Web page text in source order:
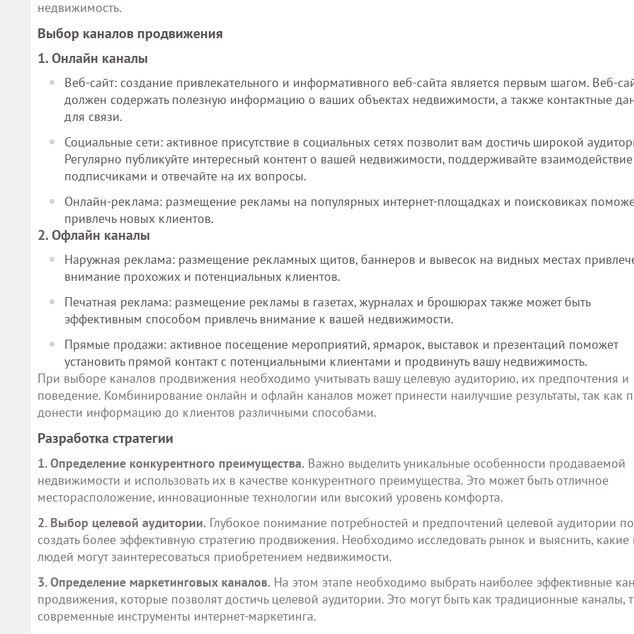
недвижимость.
Выбор каналов продвижения
1. Онлайн каналы
Веб-сайт: создание привлекательного и информативного веб-сайта является первым шагом. Веб-
должен содержать полезную информацию о ваших объектах недвижимости, а также контактные
для связи.
Социальные сети: активное присутствие в социальных сетях позволит вам достичь широкой
Регулярно публикуйте интересный контент о вашей недвижимости, поддерживайте
подписчиками и отвечайте на их вопросы.
Онлайн-реклама: размещение рекламы на популярных интернет-площадках и поисковиках
привлечь новых клиентов.
2. Офлайн каналы
Наружная реклама: размещение рекламных щитов, баннеров и вывесок на видных местах
внимание прохожих и потенциальных клиентов.
Печатная реклама: размещение рекламы в газетах, журналах и брошюрах также может быть
эффективным способом привлечь внимание к вашей недвижимости.
Прямые продажи: активное посещение мероприятий, ярмарок, выставок и презентаций поможет
установить прямой контакт с потенциальными клиентами и продвинуть вашу недвижимость.
При выборе каналов продвижения необходимо учитывать вашу целевую аудиторию, их предпочтения и
поведение. Комбинирование онлайн и офлайн каналов может принести наилучшие результаты, так как
донести информацию до клиентов различными способами.
Разработка стратегии
1. Определение конкурентного преимущества. Важно выделить уникальные особенности продаваемой
недвижимости и использовать их в качестве конкурентного преимущества. Это может быть отличное
месторасположение, инновационные технологии или высокий уровень комфорта.
2. Выбор целевой аудитории. Глубокое понимание потребностей и предпочтений целевой аудитории
создать более эффективную стратегию продвижения. Необходимо исследовать рынок и выяснить, какие
людей могут заинтересоваться приобретением недвижимости.
3. Определение маркетинговых каналов. На этом этапе необходимо выбрать наиболее эффективные
продвижения, которые позволят достичь целевой аудитории. Это могут быть как традиционные каналы,
современные инструменты интернет-маркетинга.